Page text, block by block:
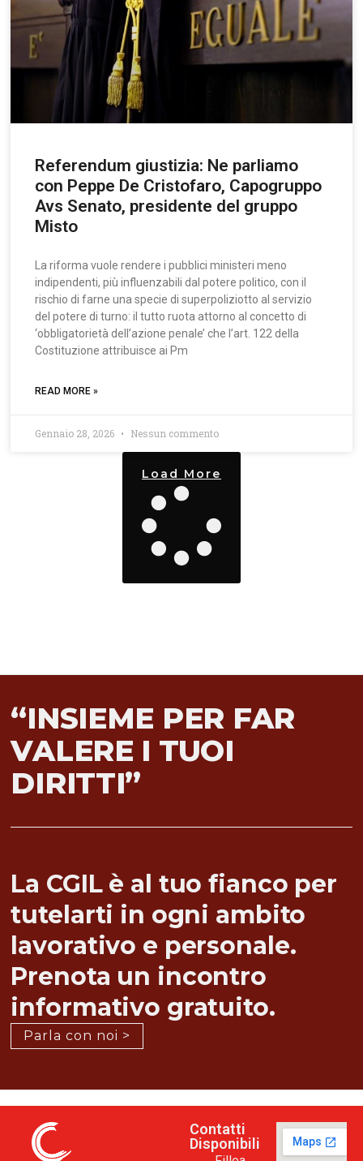
Referendum giustizia: Ne parliamo
con Peppe De Cristofaro, Capogruppo
Avs Senato, presidente del gruppo
Misto
La riforma vuole rendere i pubblici ministeri meno
indipendenti, più influenzabili dal potere politico, con il
rischio di farne una specie di superpoliziotto al servizio
del potere di turno: il tutto ruota attorno al concetto di
‘obbligatorietà dell’azione penale’ che l’art. 122 della
Costituzione attribuisce ai Pm
READ MORE »
Gennaio 28, 2026 Nessun commento
Load More
“INSIEME PER FAR
VALERE I TUOI
DIRITTI”
La CGIL è al tuo fianco per
tutelarti in ogni ambito
lavorativo e personale.
Prenota un incontro
informativo gratuito.
Parla con noi >
Contatti
Disponibili